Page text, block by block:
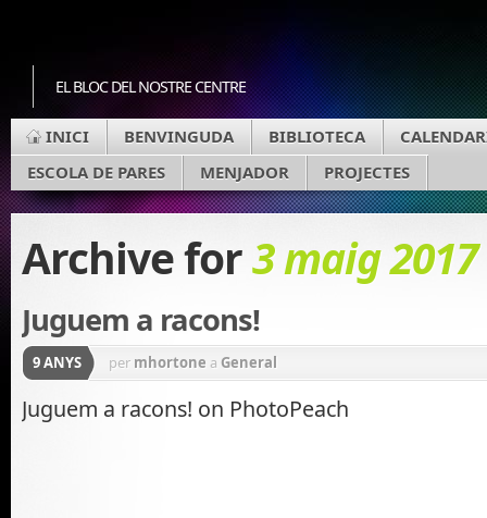
EL BLOC DEL NOSTRE CENTRE
INICI BENVINGUDA BIBLIOTECA
ESCOLA DE PARES
MENJADOR PROJECTES
Archive for3 maig 2017
Juguem a racons!
9 ANYS per mhortone a General
Juguem a racons! on PhotoPeach